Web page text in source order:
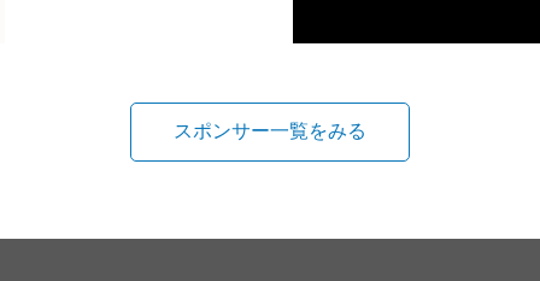
スポンサー一覧をみる